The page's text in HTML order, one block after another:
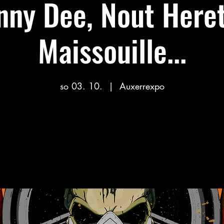
Dee, Nout
Maissouille...
so 03. 10.
  |
Auxerrexpo